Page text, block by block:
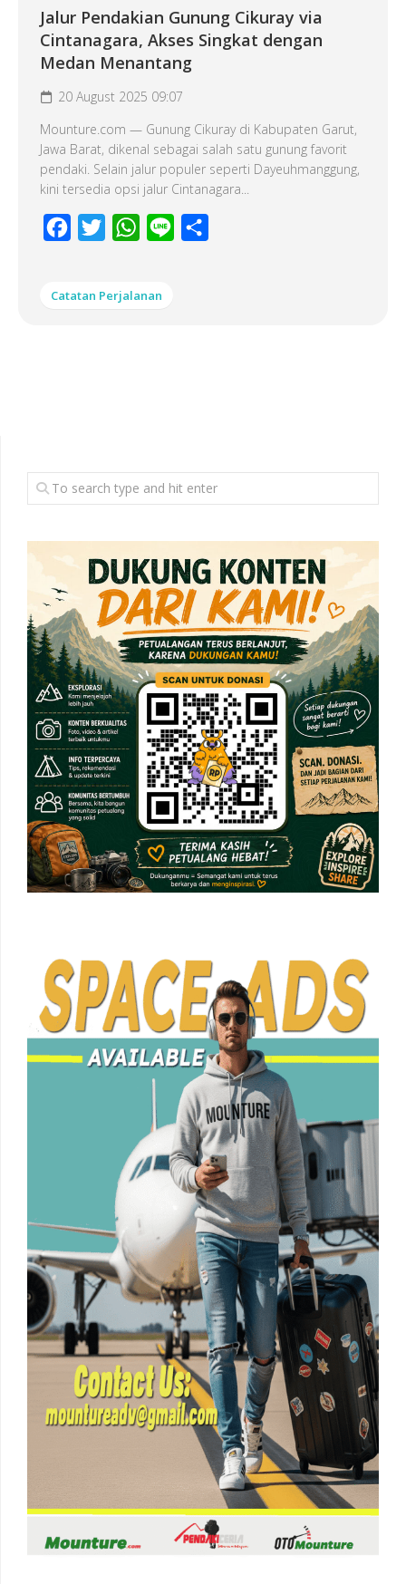
Jalur Pendakian Gunung Cikuray via
Cintanagara, Akses Singkat dengan
Medan Menantang
20 August 2025 09:07
Mounture.com — Gunung Cikuray di Kabupaten Garut,
Jawa Barat, dikenal sebagai salah satu gunung favorit
pendaki. Selain jalur populer seperti Dayeuhmanggung,
kini tersedia opsi jalur Cintanagara...
Facebook
Twitter WhatsApp
Line
Catatan Perjalanan